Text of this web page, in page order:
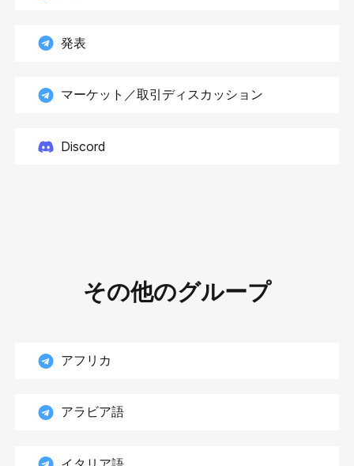
発表
マーケット／取引ディスカッション
Discord
その他のグループ
アフリカ
アラビア語